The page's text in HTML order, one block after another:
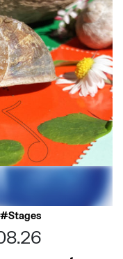
Stages